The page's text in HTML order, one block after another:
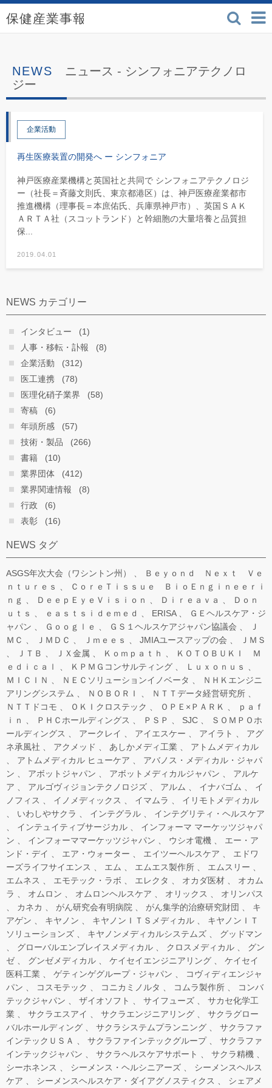
保健産業事報 - 医療機
検索
ニュース - シンフォニアテクノロ
ジー
企業活動
再生医療装置の開発へ ー シンフォニア
神戸医療産業機構と英国社と共同で シンフォニアテクノロジ
ー（社長＝斉藤文則氏、東京都港区）は、神戸医療産業都市
推進機構（理事長＝本庶佑氏、兵庫県神戸市）、英国ＳＡＫ
ＡＲＴＡ社（スコットランド）と幹細胞の大量培養と品質担
保...
2019.04.01
NEWS カテゴリー
インタビュー
(1)
人事・移転・訃報
(8)
企業活動
(312)
医工連携
(78)
医理化硝子業界
(58)
寄稿
(6)
年頭所感
(57)
技術・製品
(266)
書籍
(10)
業界団体
(412)
業界関連情報
(8)
行政
(6)
表彰
(16)
NEWS タグ
ASGS年次大会（ワシントン州）
Ｂｅｙｏｎｄ Ｎｅｘｔ Ｖｅ
ｎｔｕｒｅｓ
ＣｏｒｅＴｉｓｓｕｅ ＢｉｏＥｎｇｉｎｅｅｒｉ
ｎｇ
ＤｅｅｐＥｙｅＶｉｓｉｏｎ Ｄｉｒｅａｖａ
Ｄｏｎ
ｕｔｓ
ｅａｓｔｓｉｄｅｍｅｄ ERISA
ＧＥヘルスケア・ジ
ャパン
Ｇｏｏｇｌｅ ＧＳ１ヘルスケアジャパン協議会
Ｊ
ＭＣ
ＪＭＤＣ Ｊｍｅｅｓ JMIAユースアップの会
ＪＭＳ
ＪＴＢ
ＪＸ金属 Ｋｏｍｐａｔｈ
ＫＯＴＯＢＵＫＩ Ｍ
ｅｄｉｃａｌ
ＫＰＭＧコンサルティング
Ｌｕｘｏｎｕｓ
ＭＩＣＩＮ
ＮＥＣソリューションイノベータ
ＮＨＫエンジニ
アリングシステム
ＮＯＢＯＲＩ
ＮＴＴデータ経営研究所
ＮＴＴドコモ
ＯＫＩクロステック ＯＰＥ×ＰＡＲＫ
ｐａｆ
ｉｎ
ＰＨＣホールディングス ＰＳＰ SJC
ＳＯＭＰＯホ
ールディングス
アークレイ アイエスケー アイラト
アグ
ネ承風社
アクメッド あしかメディ工業
アトムメディカル
アトムメディカル ヒューケア
アバノス・メディカル・ジャパ
ン
アボットジャパン アボットメディカルジャパン
アルケ
ア
アルゴヴィジョンテクノロジズ アルム イナバゴム
イ
ノフィス
イノメディックス イマムラ
イリモトメディカル
いわしやサクラ
インテグラル
インテグリティ・ヘルスケア
インテュイティブサージカル
インフォーマ マーケッツジャパ
ン
インフォーママーケッツジャパン ウシオ電機
エー・ア
ンド・デイ
エア・ウォーター エイツーヘルスケア
エドワ
ーズライフサイエンス
エム エムエス製作所
エムスリー
エムネス
エモテック・ラボ エレクタ オカダ医材
オカム
ラ
オムロン オムロンヘルスケア オリックス
オリンパス
カネカ
がん研究会有明病院 がん集学的治療研究財団
キ
アゲン
キヤノン キヤノンＩＴＳメディカル
キヤノンＩＴ
ソリューションズ
キヤノンメディカルシステムズ
グッドマン
グローバルエンブレイスメディカル
クロスメディカル
グン
ゼ
グンゼメディカル ケイセイエンジニアリング
ケイセイ
医科工業
ゲティンゲグループ・ジャパン
コヴィディエンジャ
パン
コスモテック コニカミノルタ コムラ製作所
コンバ
テックジャパン
ザイオソフト サイフューズ
サカセ化学工
業
サクラエスアイ サクラエンジニアリング
サクラグロー
バルホールディング
サクラシステムプランニング
サクラファ
インテックＵＳＡ
サクラファインテックグループ
サクラファ
インテックジャパン
サクラヘルスケアサポート
サクラ精機
シーホネンス
シーメンス・ヘルシニアーズ
シーメンスヘルス
ケア
シーメンスヘルスケア・ダイアグノスティクス シェアメ